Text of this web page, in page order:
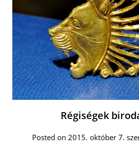
Régiségek
Posted on 2015. október 7.